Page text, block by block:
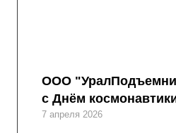
ООО
с Днём
7 апреля 2026